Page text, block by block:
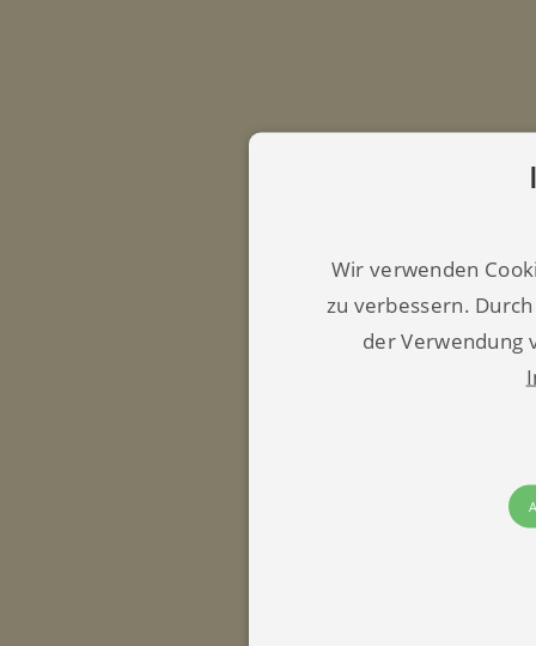
Wir verwenden
zu verbessern.
der Verwendung